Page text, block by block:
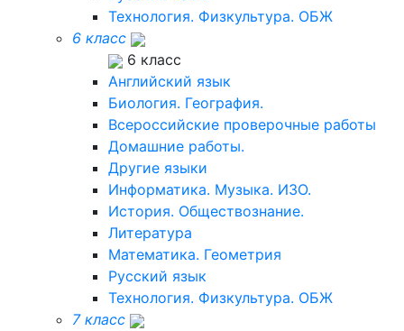
Технология. Физкультура. ОБЖ
6 класс
6 класс
Английский язык
Биология. География.
Всероссийские проверочные работы
Домашние работы.
Другие языки
Информатика. Музыка. ИЗО.
История. Обществознание.
Литература
Математика. Геометрия
Русский язык
Технология. Физкультура. ОБЖ
7 класс